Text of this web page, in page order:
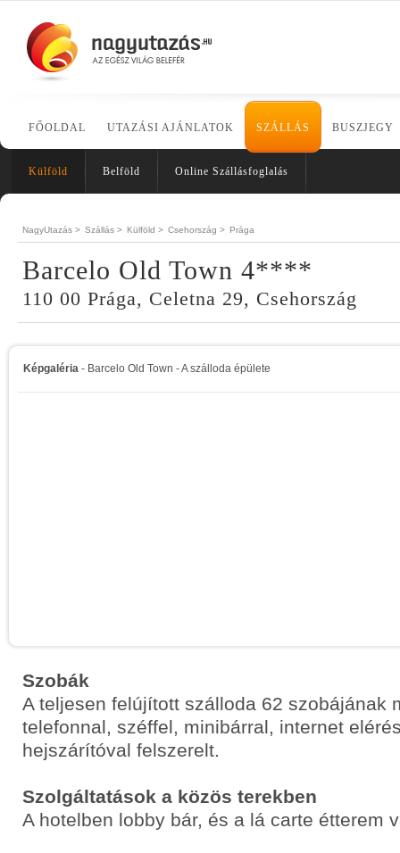
FŐOLDAL UTAZÁSI AJÁNLATOK SZÁLLÁS BUSZJEGY
Külföld Belföld Online Szállásfoglalás
NagyUtazás > Szállás > Külföld > Csehország > Prága
Barcelo Old Town 4****
110 00 Prága, Celetna 29, Csehország
Képgaléria - Barcelo Old Town - A szálloda épülete
Szobák
A teljesen felújított szálloda 62 szobájának
telefonnal, széffel, minibárral, internet
hejszárítóval felszerelt.
Szolgáltatások a közös terekben
A hotelben lobby bár, és a lá carte étterem